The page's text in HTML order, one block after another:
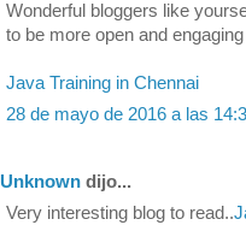
Wonderful bloggers like
to be more open and
Java Training in Chennai
28 de mayo de 2016 a las
Unknown dijo...
Very interesting blog to read..